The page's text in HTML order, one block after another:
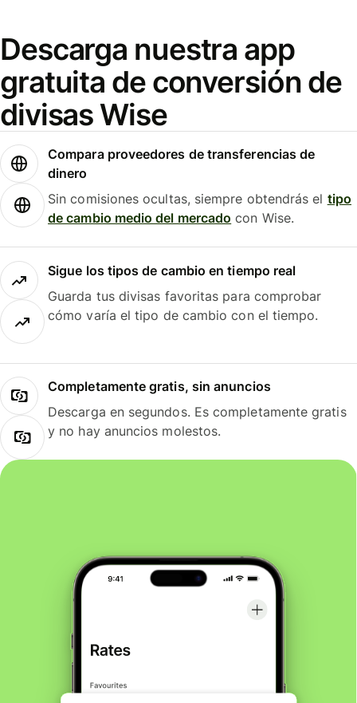
Descarga nuestra app
gratuita de conversión de
divisas Wise
Compara proveedores de transferencias de
dinero
Sin comisiones ocultas, siempre obtendrás el tipo
de cambio medio del mercado con Wise.
Sigue los tipos de cambio en tiempo real
Guarda tus divisas favoritas para comprobar
cómo varía el tipo de cambio con el tiempo.
Completamente gratis, sin anuncios
Descarga en segundos. Es completamente gratis
y no hay anuncios molestos.